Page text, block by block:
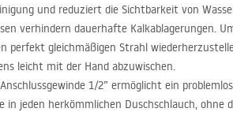
und reduziert die Sichtbarkeit von
verhindern dauerhafte Kalkablagerungen.
perfekt gleichmäßigen Strahl
leicht mit der Hand abzuwischen.
1/2” ermöglicht ein
in jeden herkömmlichen Duschschlauch, ohne